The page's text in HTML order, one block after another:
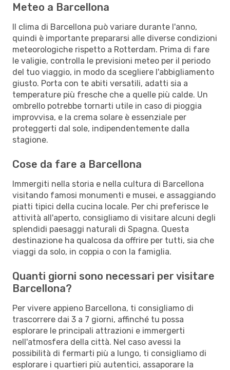
Meteo a Barcellona
Il clima di Barcellona può variare durante l'anno,
quindi è importante prepararsi alle diverse condizioni
meteorologiche rispetto a Rotterdam. Prima di fare
le valigie, controlla le previsioni meteo per il periodo
del tuo viaggio, in modo da scegliere l'abbigliamento
giusto. Porta con te abiti versatili, adatti sia a
temperature più fresche che a quelle più calde. Un
ombrello potrebbe tornarti utile in caso di pioggia
improvvisa, e la crema solare è essenziale per
proteggerti dal sole, indipendentemente dalla
stagione.
Cose da fare a Barcellona
Immergiti nella storia e nella cultura di Barcellona
visitando famosi monumenti e musei, e assaggiando
piatti tipici della cucina locale. Per chi preferisce le
attività all'aperto, consigliamo di visitare alcuni degli
splendidi paesaggi naturali di Spagna. Questa
destinazione ha qualcosa da offrire per tutti, sia che
viaggi da solo, in coppia o con la famiglia.
Quanti giorni sono necessari per visitare
Barcellona?
Per vivere appieno Barcellona, ti consigliamo di
trascorrere dai 3 a 7 giorni, affinché tu possa
esplorare le principali attrazioni e immergerti
nell'atmosfera della città. Nel caso avessi la
possibilità di fermarti più a lungo, ti consigliamo di
esplorare i quartieri più autentici, assaporare la